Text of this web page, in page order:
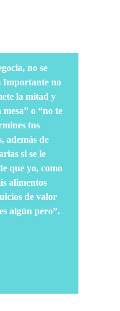
no se
Importante no
la mitad y
o “no te
tus
además de
si se le
que yo, como
alimentos
de valor
algún pero”.